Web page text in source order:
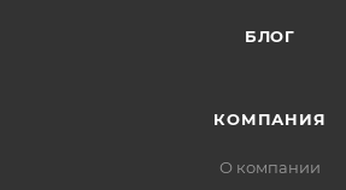
БЛОГ
КОМПАНИЯ
О компании